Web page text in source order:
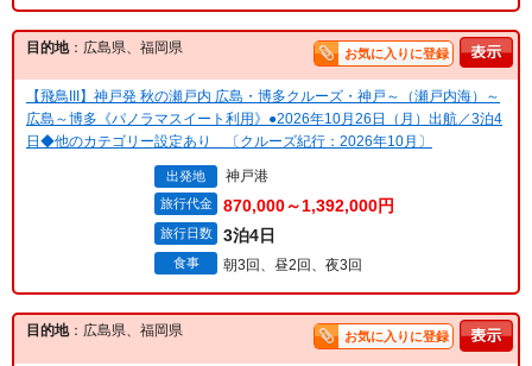
目的地：広島県、福岡県 お気に入りに登録
【飛鳥III】神戸発 秋の瀬戸内 広島・博多クルーズ・神戸～（瀬戸内海）～
広島～博多《パノラマスイート利用》●2026年10月26日（月）出航／3泊4
日◆他のカテゴリー設定あり 〔クルーズ紀行：2026年10月〕
出発地 神戸港
旅行代金 870,000～1,392,000円
旅行日数 3泊4日
食事 朝3回、昼2回、夜3回
目的地：広島県、福岡県 お気に入りに登録